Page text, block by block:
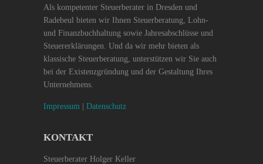
Als kompetenter Steuerberater in Dresden und
Radebeul bieten wir Ihnen Steuerberatung, Lohn-
und Finanzbuchhaltung sowie Jahresabschlüsse und
Steuererklärungen. Und da wir mehr bieten als
klassische Steuerberatung, unterstützen wir Sie auch
bei der Existenzgründung und der Gestaltung Ihres
Unternehmens.
Impressum Datenschutz
KONTAKT
Steuerberater Holger Keller